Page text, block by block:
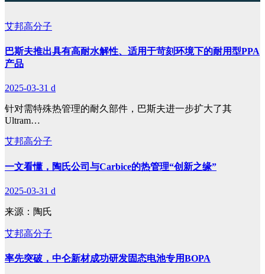
艾邦高分子
巴斯夫推出具有高耐水解性、适用于苛刻环境下的耐用型PPA
产品
2025-03-31 d
针对需特殊热管理的耐久部件，巴斯夫进一步扩大了其
Ultram…
艾邦高分子
一文看懂，陶氏公司与Carbice的热管理“创新之缘”
2025-03-31 d
来源：陶氏
艾邦高分子
率先突破，中仑新材成功研发固态电池专用BOPA